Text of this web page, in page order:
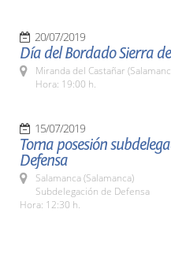
20/07/2019
Día del Bordado Sierra
Miranda del Castañar
Hora: 19:00 h.
15/07/2019
Toma posesión
Defensa
Salamanca (Salamanca)
Subdelegación de Defensa
Hora: 12:30 h.